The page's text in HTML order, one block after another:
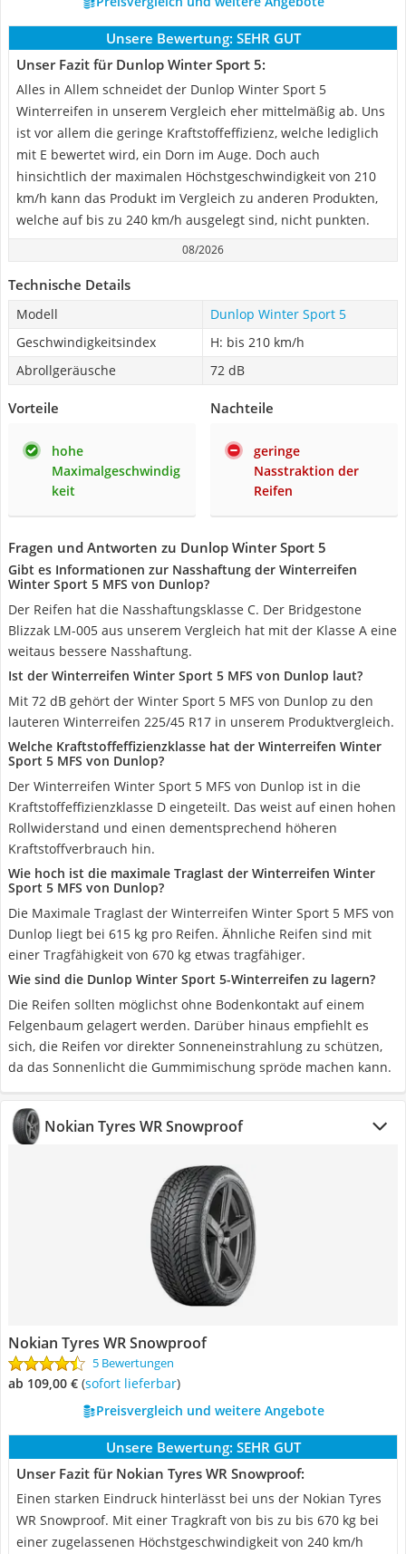
Unsere Bewertung: SEHR GUT
Unser Fazit für Dunlop Winter Sport 5:
Alles in Allem schneidet der Dunlop Winter Sport 5
Winterreifen in unserem Vergleich eher mittelmäßig ab. Uns
ist vor allem die geringe Kraftstoffeffizienz, welche lediglich
mit E bewertet wird, ein Dorn im Auge. Doch auch
hinsichtlich der maximalen Höchstgeschwindigkeit von 210
km/h kann das Produkt im Vergleich zu anderen Produkten,
welche auf bis zu 240 km/h ausgelegt sind, nicht punkten.
08/2026
Technische Details
Modell
Dunlop Winter Sport 5
Geschwindigkeitsindex
H: bis 210 km/h
Abrollgeräusche
72 dB
Vorteile
hohe
Maximalgeschwindig
keit
Nachteile
geringe
Nasstraktion der
Reifen
Fragen und Antworten zu Dunlop Winter Sport 5
Gibt es Informationen zur Nasshaftung der Winterreifen
Winter Sport 5 MFS von Dunlop?
Der Reifen hat die Nasshaftungsklasse C. Der Bridgestone
Blizzak LM-005 aus unserem Vergleich hat mit der Klasse A eine
weitaus bessere Nasshaftung.
Ist der Winterreifen Winter Sport 5 MFS von Dunlop laut?
Mit 72 dB gehört der Winter Sport 5 MFS von Dunlop zu den
lauteren Winterreifen 225/45 R17 in unserem Produktvergleich.
Welche Kraftstoffeffizienzklasse hat der Winterreifen Winter
Sport 5 MFS von Dunlop?
Der Winterreifen Winter Sport 5 MFS von Dunlop ist in die
Kraftstoffeffizienzklasse D eingeteilt. Das weist auf einen hohen
Rollwiderstand und einen dementsprechend höheren
Kraftstoffverbrauch hin.
Wie hoch ist die maximale Traglast der Winterreifen Winter
Sport 5 MFS von Dunlop?
Die Maximale Traglast der Winterreifen Winter Sport 5 MFS von
Dunlop liegt bei 615 kg pro Reifen. Ähnliche Reifen sind mit
einer Tragfähigkeit von 670 kg etwas tragfähiger.
Wie sind die Dunlop Winter Sport 5-Winterreifen zu lagern?
Die Reifen sollten möglichst ohne Bodenkontakt auf einem
Felgenbaum gelagert werden. Darüber hinaus empfiehlt es
sich, die Reifen vor direkter Sonneneinstrahlung zu schützen,
da das Sonnenlicht die Gummimischung spröde machen kann.
Nokian Tyres WR Snowproof
Nokian Tyres WR Snowproof
5 Bewertungen
ab 109,00 € ( Sofort lieferbar)
Preisvergleich und weitere Angebote
Unsere Bewertung: SEHR GUT
Unser Fazit für Nokian Tyres WR Snowproof:
Einen starken Eindruck hinterlässt bei uns der Nokian Tyres
WR Snowproof. Mit einer Tragkraft von bis zu bis 670 kg bei
einer zugelassenen Höchstgeschwindigkeit von 240 km/h